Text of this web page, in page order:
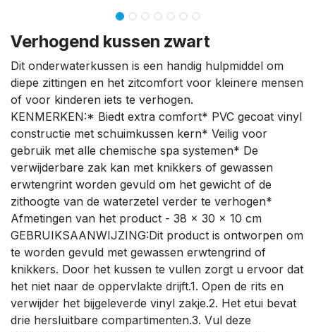
Verhogend kussen zwart
Dit onderwaterkussen is een handig hulpmiddel om
diepe zittingen en het zitcomfort voor kleinere mensen
of voor kinderen iets te verhogen.
KENMERKEN:* Biedt extra comfort* PVC gecoat vinyl
constructie met schuimkussen kern* Veilig voor
gebruik met alle chemische spa systemen* De
verwijderbare zak kan met knikkers of gewassen
erwtengrint worden gevuld om het gewicht of de
zithoogte van de waterzetel verder te verhogen*
Afmetingen van het product - 38 x 30 x 10 cm
GEBRUIKSAANWIJZING:Dit product is ontworpen om
te worden gevuld met gewassen erwtengrind of
knikkers. Door het kussen te vullen zorgt u ervoor dat
het niet naar de oppervlakte drijft.1. Open de rits en
verwijder het bijgeleverde vinyl zakje.2. Het etui bevat
drie hersluitbare compartimenten.3. Vul deze